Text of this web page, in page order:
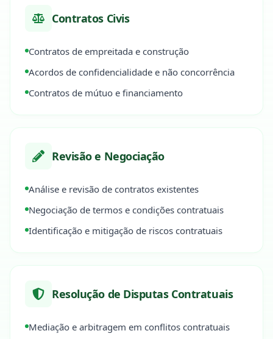
Contratos Civis
Contratos de empreitada e construção
Acordos de confidencialidade e não concorrência
Contratos de mútuo e financiamento
Revisão e Negociação
Análise e revisão de contratos existentes
Negociação de termos e condições contratuais
Identificação e mitigação de riscos contratuais
Resolução de Disputas Contratuais
Mediação e arbitragem em conflitos contratuais